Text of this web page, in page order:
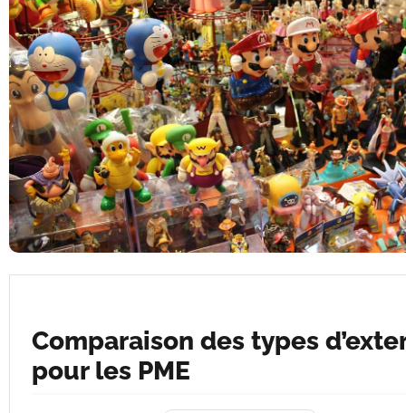
Comparaison des types
pour les PME